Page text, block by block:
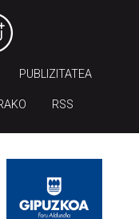
PUBLIZITATEA
RSS